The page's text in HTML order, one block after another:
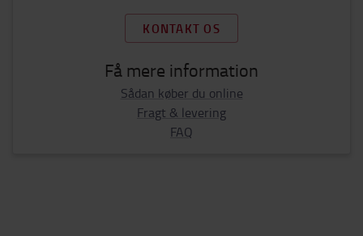
KONTAKT OS
Få mere information
Sådan køber du online
Fragt & levering
FAQ